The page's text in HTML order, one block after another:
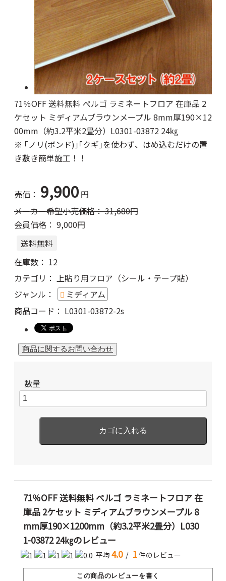
71％OFF 送料無料 ぺルゴ ラミネートフロア 在庫品 2
ケセット ミディアムブラウンメープル 8mm厚190×12
00mm（約3.2平米2畳分）L0301-03872 24㎏
※ ｢ノリ(ボンド)｣｢クギ｣を使わず、はめ込むだけの置
き敷き簡単施工！！
売価： 9,900 円
メーカー希望小売価格：31,680円
会員価格： 9,000円
送料無料
在庫数： 12
カテゴリ： 上貼り用フロア（シール・テープ貼）
ジャンル：
ミディアム
商品コード： L0301-03872-2s
数量
71％OFF 送料無料 ぺルゴ ラミネートフロア 在
庫品 2ケセット ミディアムブラウンメープル 8
mm厚190×1200mm（約3.2平米2畳分）L030
1-03872 24㎏のレビュー
平均 4.0 / 1件のレビュー